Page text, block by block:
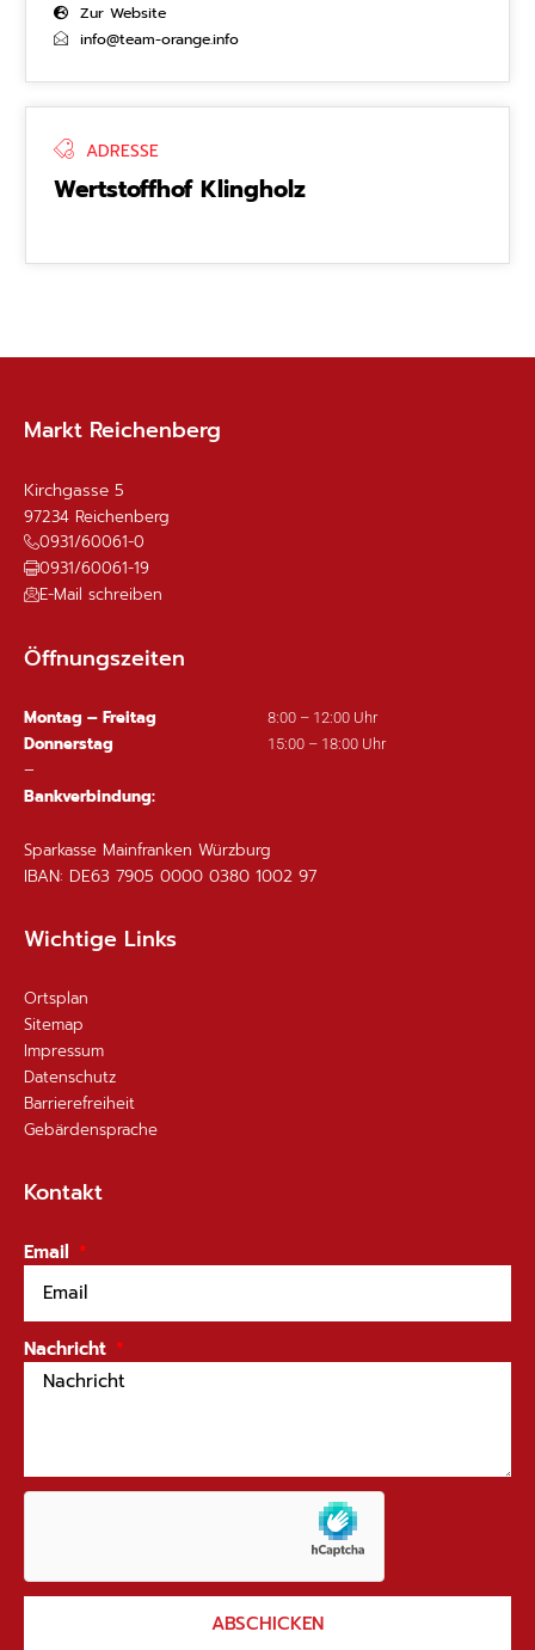
Zur Website
info@team-orange.info
ADRESSE
Wertstoffhof Klingholz
Markt Reichenberg
Kirchgasse 5
97234 Reichenberg
0931/60061-0
0931/60061-19
E-Mail schreiben
Öffnungszeiten
Montag – Freitag 8:00 – 12:00 Uhr
Donnerstag 15:00 – 18:00 Uhr
–
Bankverbindung:
Sparkasse Mainfranken Würzburg
IBAN: DE63 7905 0000 0380 1002 97
Wichtige Links
Ortsplan
Sitemap
Impressum
Datenschutz
Barrierefreiheit
Gebärdensprache
Kontakt
Email
Nachricht
ABSCHICKEN